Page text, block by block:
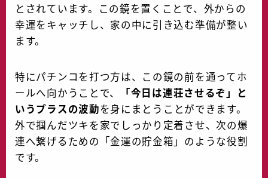
とされています。この鏡を置くことで、外からの
幸運をキャッチし、家の中に引き込む準備が整い
ます。
特にパチンコを打つ方は、この鏡の前を通ってホ
ールへ向かうことで、
「今日は連荘させるぞ」と
いうプラスの波動を身にまとうことができます。
外で掴んだツキを家でしっかり定着させ、次の爆
連へ繋げるための「金運の貯金箱」のような役割
です。